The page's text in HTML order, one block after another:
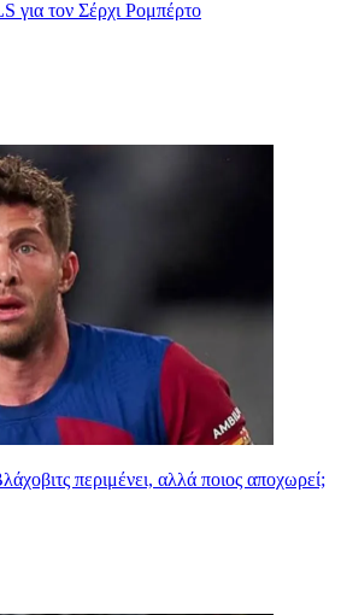
για τον Σέρχι Ρομπέρτο
περιμένει, αλλά ποιος αποχωρεί;